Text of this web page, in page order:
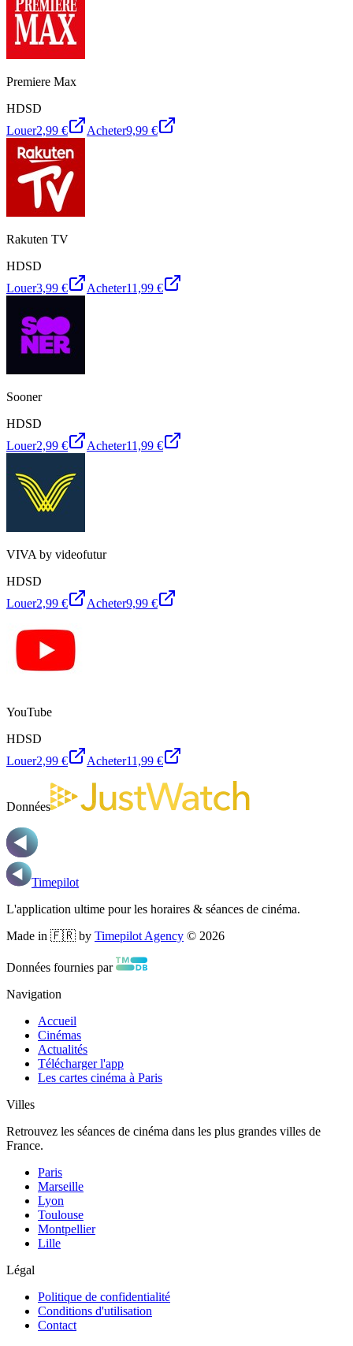
Premiere Max
HDSD
Louer2,99 € Acheter9,99 €
Rakuten TV
HDSD
Louer3,99 € Acheter11,99 €
Sooner
HDSD
Louer2,99 € Acheter11,99 €
VIVA by videofutur
HDSD
Louer2,99 € Acheter9,99 €
YouTube
HDSD
Louer2,99 € Acheter11,99 €
Données
Timepilot
L'application ultime pour les horaires & séances de cinéma.
Made in 🇫🇷 by Timepilot Agency © 2026
Données fournies par
Navigation
Accueil
Cinémas
Actualités
Télécharger l'app
Les cartes cinéma à Paris
Villes
Retrouvez les séances de cinéma dans les plus grandes villes de
France.
Paris
Marseille
Lyon
Toulouse
Montpellier
Lille
Légal
Politique de confidentialité
Conditions d'utilisation
Contact